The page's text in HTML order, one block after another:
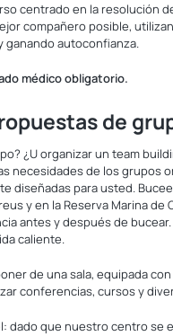
centrado en la resolución
compañero posible,
ganando autoconfianza.
médico obligatorio.
de
¿U organizar un team
necesidades de los grupos
diseñadas para usted.
y en la Reserva Marina de
antes y después de
caliente.
de una sala, equipada
conferencias, cursos y
dado que nuestro centro se